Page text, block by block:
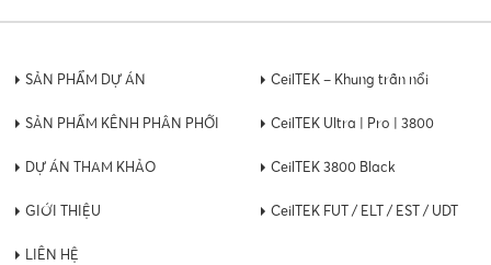
SẢN PHẨM DỰ ÁN
SẢN PHẨM KÊNH PHÂN PHỐI
DỰ ÁN THAM KHẢO
GIỚI THIỆU
LIÊN HỆ
CeilTEK – Khung trần nổi
CeilTEK Ultra | Pro | 3800
CeilTEK 3800 Black
CeilTEK FUT / ELT / EST / UDT